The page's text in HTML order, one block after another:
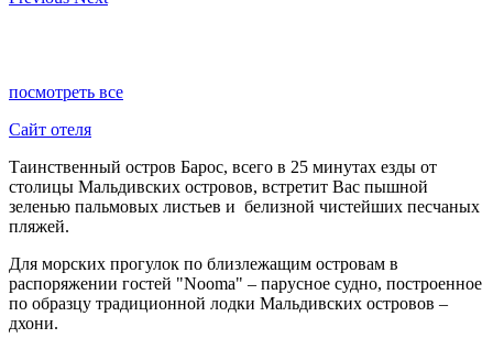
посмотреть все
Сайт отеля
Таинственный остров Барос, всего в 25 минутах езды от
столицы Мальдивских островов, встретит Вас пышной
зеленью пальмовых листьев и белизной чистейших песчаных
пляжей.
Для морских прогулок по близлежащим островам в
распоряжении гостей "Nooma" – парусное судно, построенное
по образцу традиционной лодки Мальдивских островов –
дхони.